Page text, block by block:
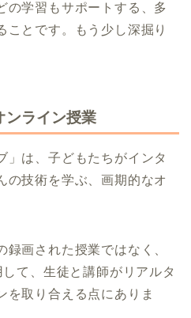
の学習もサポートする、多
ことです。もう少し深掘り
ンライン授業
」は、子どもたちがインタ
の技術を学ぶ、画期的なオ
録画された授業ではなく、
て、生徒と講師がリアルタ
を取り合える点にありま